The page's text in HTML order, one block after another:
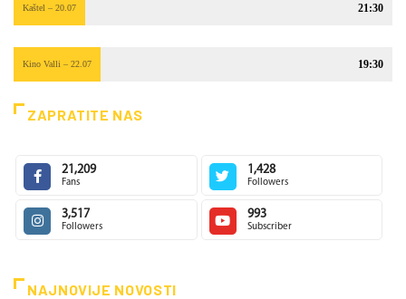
Kaštel – 20.07 21:30
Kino Valli – 22.07 19:30
ZAPRATITE NAS
21,209
Fans
1,428
Followers
3,517
Followers
993
Subscriber
NAJNOVIJE NOVOSTI